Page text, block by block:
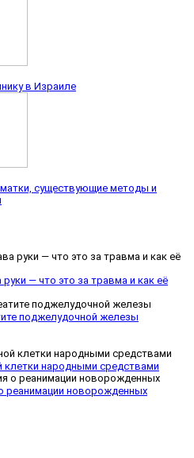
в Израиле
существующие методы и
— что это за травма и как её
поджелудочной железы
клетки народными средствами
реанимации новорожденных